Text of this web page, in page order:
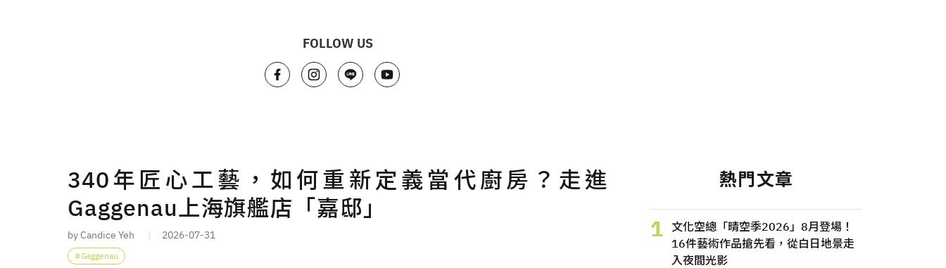
FOLLOW US
340年匠心工藝，如何重新定義當代廚房？走進
Gaggenau上海旗艦店「嘉邸」
by Candice Yeh 2026-07-31
Gaggenau
熱門文章
1
文化空總「晴空季2026」8月登場！
16件藝術作品搶先看，從白日地景走
入夜間光影